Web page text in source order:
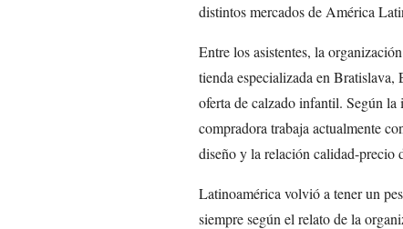
distintos mercados de América
Entre los asistentes, la
tienda especializada en
oferta de calzado infantil. Según
compradora trabaja actualmente
diseño y la relación calidad-precio
Latinoamérica volvió a tener un
siempre según el relato de la